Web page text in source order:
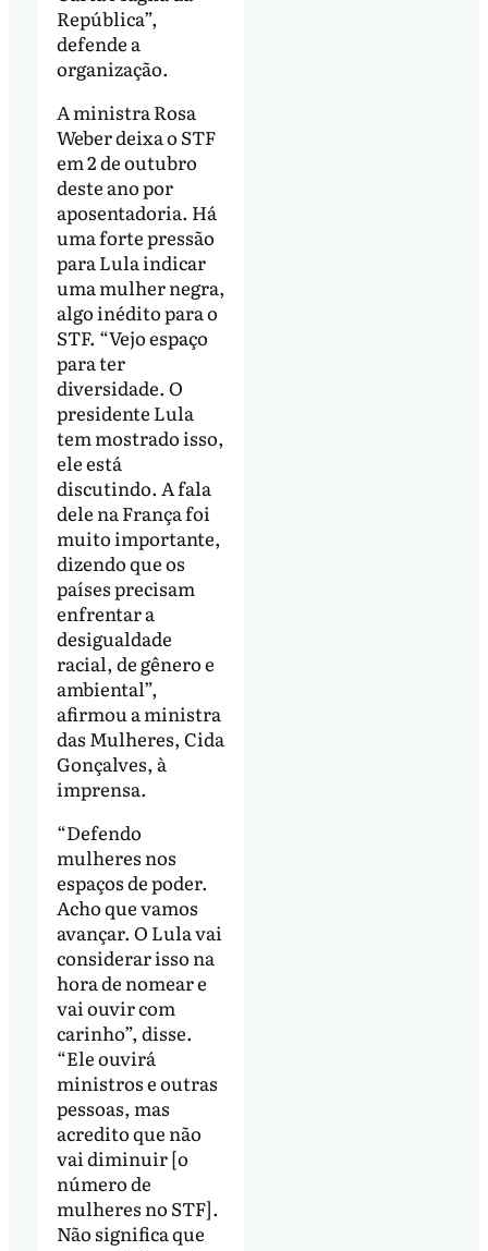
República”,
defende a
organização.
A ministra Rosa
Weber deixa o STF
em 2 de outubro
deste ano por
aposentadoria. Há
uma forte pressão
para Lula indicar
uma mulher negra,
algo inédito para o
STF. “Vejo espaço
para ter
diversidade. O
presidente Lula
tem mostrado isso,
ele está
discutindo. A fala
dele na França foi
muito importante,
dizendo que os
países precisam
enfrentar a
desigualdade
racial, de gênero e
ambiental”,
afirmou a ministra
das Mulheres, Cida
Gonçalves, à
imprensa.
“Defendo
mulheres nos
espaços de poder.
Acho que vamos
avançar. O Lula vai
considerar isso na
hora de nomear e
vai ouvir com
carinho”, disse.
“Ele ouvirá
ministros e outras
pessoas, mas
acredito que não
vai diminuir [o
número de
mulheres no STF].
Não significa que